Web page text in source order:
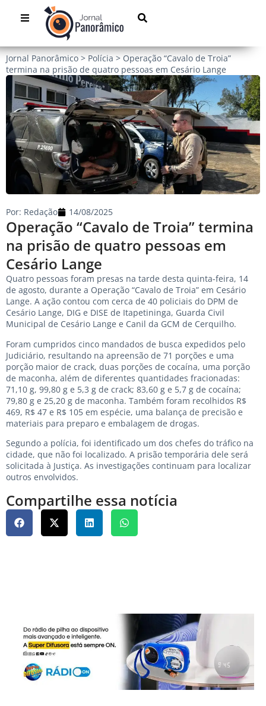
Jornal Panorâmico > Polícia > Operação “Cavalo de Troia”
termina na prisão de quatro pessoas em Cesário Lange
Operação “Cavalo de Troia” termina
na prisão de quatro pessoas em
Cesário Lange
Por: Redação 14/08/2025
Quatro pessoas foram presas na tarde desta quinta-feira, 14
de agosto, durante a Operação “Cavalo de Troia” em Cesário
Lange. A ação contou com cerca de 40 policiais do DPM de
Cesário Lange, DIG e DISE de Itapetininga, Guarda Civil
Municipal de Cesário Lange e Canil da GCM de Cerquilho.
Foram cumpridos cinco mandados de busca expedidos pelo
Judiciário, resultando na apreensão de 71 porções e uma
porção maior de crack, duas porções de cocaína, uma porção
de maconha, além de diferentes quantidades fracionadas:
71,10 g, 99,80 g e 5,3 g de crack; 83,60 g e 5,7 g de cocaína;
79,80 g e 25,20 g de maconha. Também foram recolhidos R$
469, R$ 47 e R$ 105 em espécie, uma balança de precisão e
materiais para preparo e embalagem de drogas.
Segundo a polícia, foi identificado um dos chefes do tráfico na
cidade, que não foi localizado. A prisão temporária dele será
solicitada à Justiça. As investigações continuam para localizar
outros envolvidos.
Compartilhe essa notícia